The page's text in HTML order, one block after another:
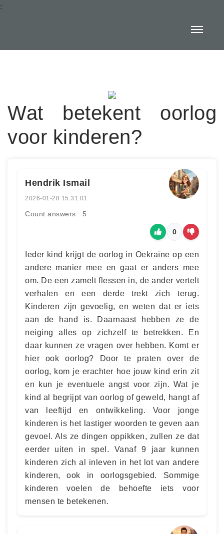
:
Wat betekent oorlog
voor kinderen?
Hendrik Ismail
2026-01-28 15:31:01
Count answers : 5
0
Ieder kind krijgt de oorlog in Oekraïne op een
andere manier mee en gaat er anders mee
om. De een zamelt flessen in, de ander vertelt
verhalen en een derde trekt zich terug.
Kinderen zijn gevoelig, en weten dat er iets
aan de hand is. Daarnaast hebben ze de
neiging alles op zichzelf te betrekken. En
daar kunnen ze vragen over hebben. Komt er
hier ook oorlog? Door te praten over de
oorlog, kom je erachter hoe jouw kind erin zit
en kun je eventuele angst voor zijn. Wat je
kind al begrijpt van oorlog of geweld, hangt af
van leeftijd en ontwikkeling. Voor jonge
kinderen is het lastiger woorden te geven aan
gevoel. Als ze dingen oppikken, zullen ze dat
eerder uiten in spel. Vanaf 9 jaar kunnen
kinderen zich al inleven in het lot van andere
kinderen, ook in oorlogsgebied. Sommige
kinderen voelen de behoefte iets voor
mensen te betekenen.